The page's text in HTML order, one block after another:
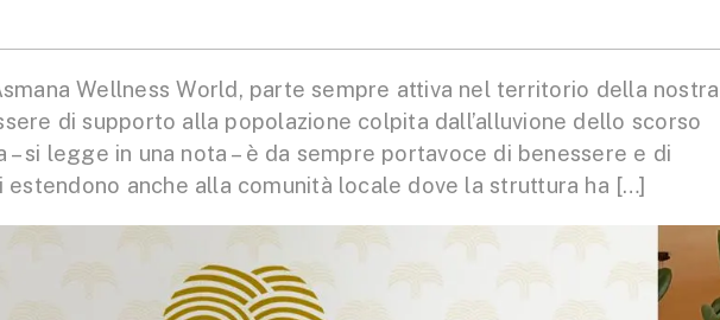
Wellness World, parte sempre attiva nel territorio della nostra
di supporto alla popolazione colpita dall’alluvione dello scorso
– si legge in una nota – è da sempre portavoce di benessere e di
estendono anche alla comunità locale dove la struttura ha […]